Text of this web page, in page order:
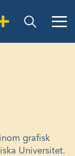
Open Search
-
grafisk
Universitet.